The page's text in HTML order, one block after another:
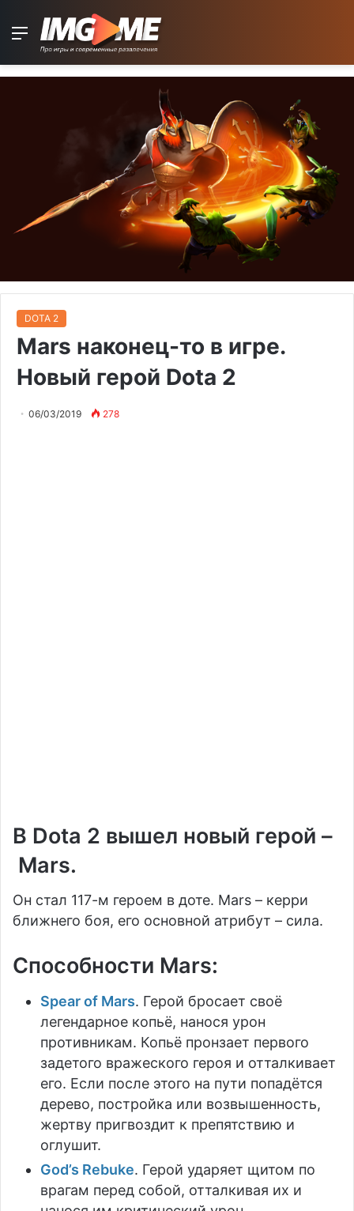
Menu
DOTA 2
Mars наконец-то в игре.
Новый герой Dota 2
06/03/2019 278
В Dota 2 вышел новый герой –
Mars.
Он стал 117-м героем в доте. Mars – керри
ближнего боя, его основной атрибут – сила.
Способности Mars:
Spear of Mars. Герой бросает своё
легендарное копьё, нанося урон
противникам. Копьё пронзает первого
задетого вражеского героя и отталкивает
его. Если после этого на пути попадётся
дерево, постройка или возвышенность,
жертву пригвоздит к препятствию и
оглушит.
God’s Rebuke. Герой ударяет щитом по
врагам перед собой, отталкивая их и